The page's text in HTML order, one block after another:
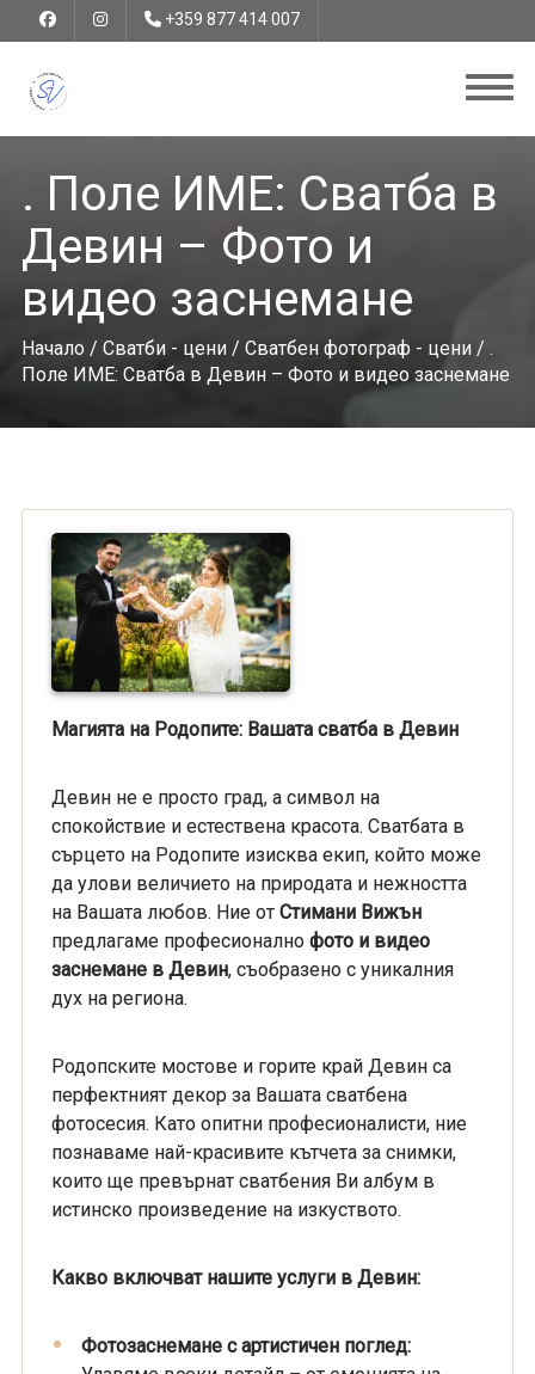
+359 877 414 007
. Поле ИМЕ: Сватба в
Девин – Фото и
видео заснемане
Начало / Сватби - цени / Сватбен фотограф - цени / .
Поле ИМЕ: Сватба в Девин – Фото и видео заснемане
Магията на Родопите: Вашата сватба в Девин
Девин не е просто град, а символ на
спокойствие и естествена красота. Сватбата в
сърцето на Родопите изисква екип, който може
да улови величието на природата и нежността
на Вашата любов. Ние от Стимани Вижън
предлагаме професионално фото и видео
заснемане в Девин, съобразено с уникалния
дух на региона.
Родопските мостове и горите край Девин са
перфектният декор за Вашата сватбена
фотосесия. Като опитни професионалисти, ние
познаваме най-красивите кътчета за снимки,
които ще превърнат сватбения Ви албум в
истинско произведение на изкуството.
Какво включват нашите услуги в Девин:
Фотозаснемане с артистичен поглед: